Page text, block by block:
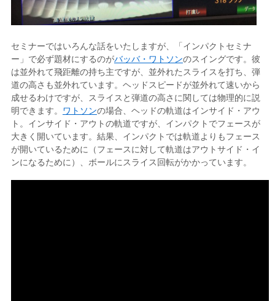
セミナーではいろんな話をいたしますが、「インパクトセミナ
ー」で必ず題材にするのがバッバ・ワトソンのスイングです。彼
は並外れて飛距離の持ち主ですが、並外れたスライスを打ち、弾
道の高さも並外れています。ヘッドスピードが並外れて速いから
成せるわけですが、スライスと弾道の高さに関しては物理的に説
明できます。 ワトソンの場合、ヘッドの軌道はインサイド・アウ
ト。インサイド・アウトの軌道ですが、インパクトでフェースが
大きく開いています。結果、インパクトでは軌道よりもフェース
が開いているために（フェースに対して軌道はアウトサイド・イ
ンになるために）、ボールにスライス回転がかかっています。